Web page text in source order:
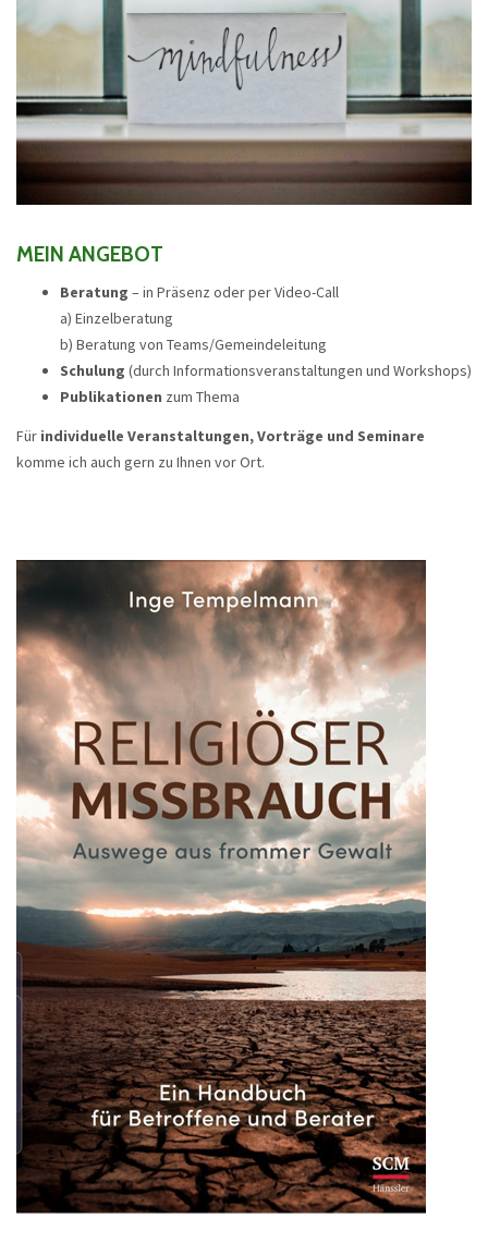
MEIN ANGEBOT
Beratung – in Präsenz oder per Video-Call
a) Einzelberatung
b) Beratung von Teams/Gemeindeleitung
Schulung (durch Informationsveranstaltungen und Workshops)
Publikationen zum Thema
Für individuelle Veranstaltungen, Vorträge und Seminare
komme ich auch gern zu Ihnen vor Ort.